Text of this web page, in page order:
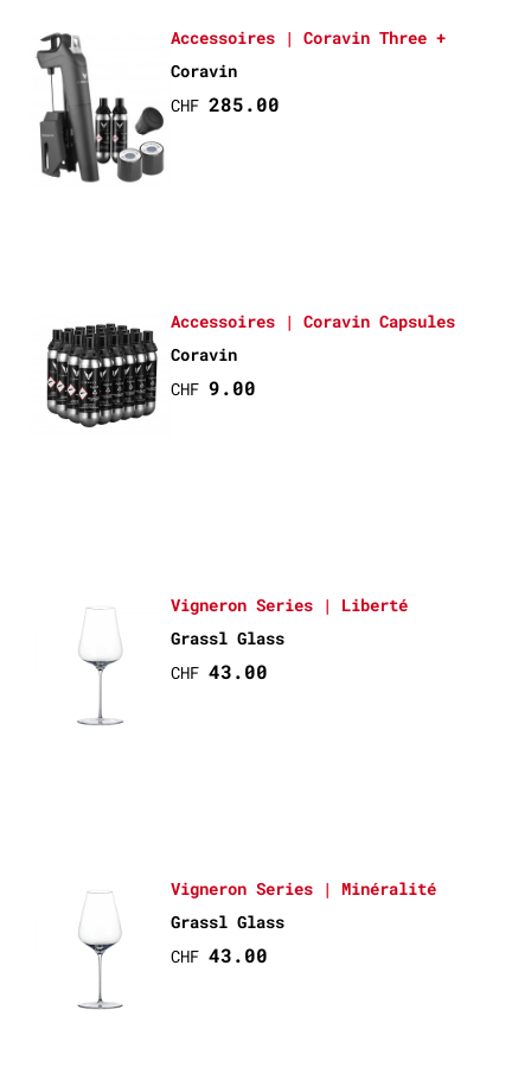
Accessoires | Coravin Three +
Coravin
CHF285.00
Accessoires | Coravin Capsules
Coravin
CHF9.00
Vigneron Series | Liberté
Grassl Glass
CHF43.00
Vigneron Series | Minéralité
Grassl Glass
CHF43.00